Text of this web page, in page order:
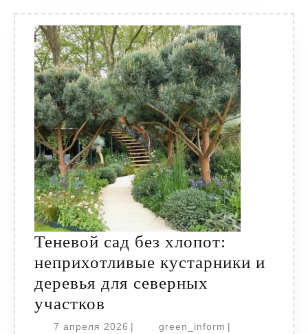
Теневой сад без хлопот:
неприхотливые кустарники и
деревья для северных
участков
сад
7 апреля 2026 7| green_inform green_inform
|